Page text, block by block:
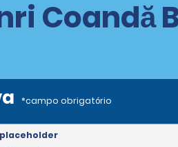
Coandă
*campo obrigatório